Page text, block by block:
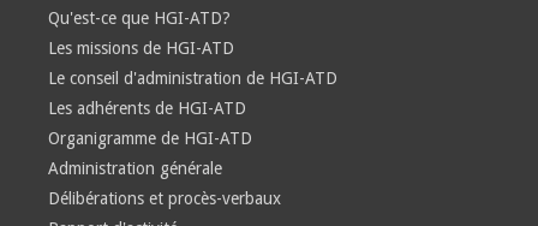
Qu'est-ce que HGI-ATD?
Les missions de HGI-ATD
Le conseil d'administration de HGI-ATD
Les adhérents de HGI-ATD
Organigramme de HGI-ATD
Administration générale
Délibérations et procès-verbaux